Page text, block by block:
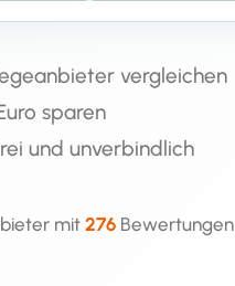
vergleichen
sparen
und unverbindlich
mit276 Bewertungen